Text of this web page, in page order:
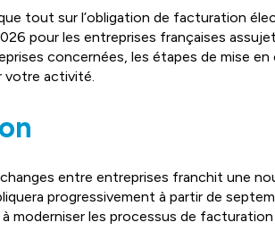
tout sur l’obligation de facturation
pour les entreprises françaises
concernées, les étapes de mise
votre activité.
entre entreprises franchit une
progressivement à partir de
moderniser les processus de